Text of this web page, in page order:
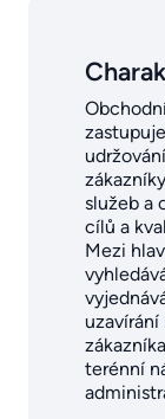
služeb a
cílů a
Mezi
uzavírání
terénní